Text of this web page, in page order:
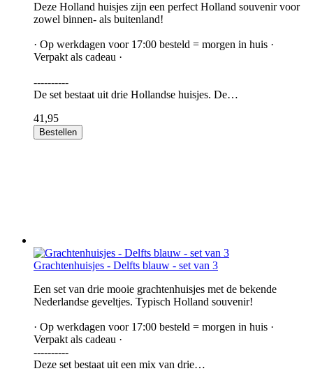
Deze Holland huisjes zijn een perfect Holland souvenir voor
zowel binnen- als buitenland!
· Op werkdagen voor 17:00 besteld = morgen in huis ·
Verpakt als cadeau ·
----------
De set bestaat uit drie Hollandse huisjes. De…
41,95
Bestellen
Grachtenhuisjes - Delfts blauw - set van 3
Een set van drie mooie grachtenhuisjes met de bekende
Nederlandse geveltjes. Typisch Holland souvenir!
· Op werkdagen voor 17:00 besteld = morgen in huis ·
Verpakt als cadeau ·
----------
Deze set bestaat uit een mix van drie…